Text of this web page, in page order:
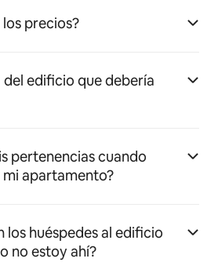
precios?
del edificio que debería
pertenencias cuando
mi apartamento?
los huéspedes al edificio
no estoy ahí?